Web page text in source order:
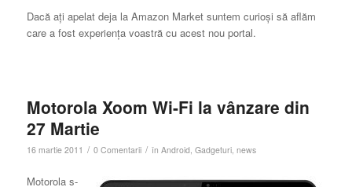
Dacă aţi apelat deja la Amazon Market suntem curioşi să aflăm
care a fost experienţa voastră cu acest nou portal.
Motorola Xoom Wi-Fi la vânzare din
27 Martie
16 martie 2011 / 0 Comentarii / în Android, Gadgeturi, news
Motorola s-